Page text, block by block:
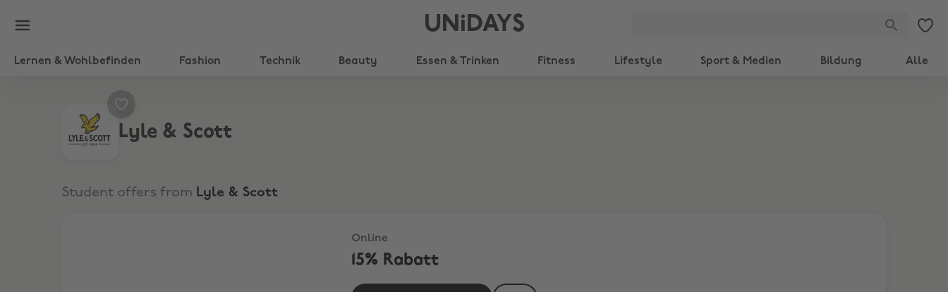
UNiDAYS
Lernen & Wohlbefinden Fashion Technik Beauty Essen & Trinken Fitness Lifestyle Sport & Medien Bildung Alle
Lyle & Scott
Student offers from Lyle & Scott
Online
15% Rabatt